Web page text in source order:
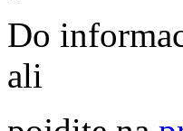
Do
ali